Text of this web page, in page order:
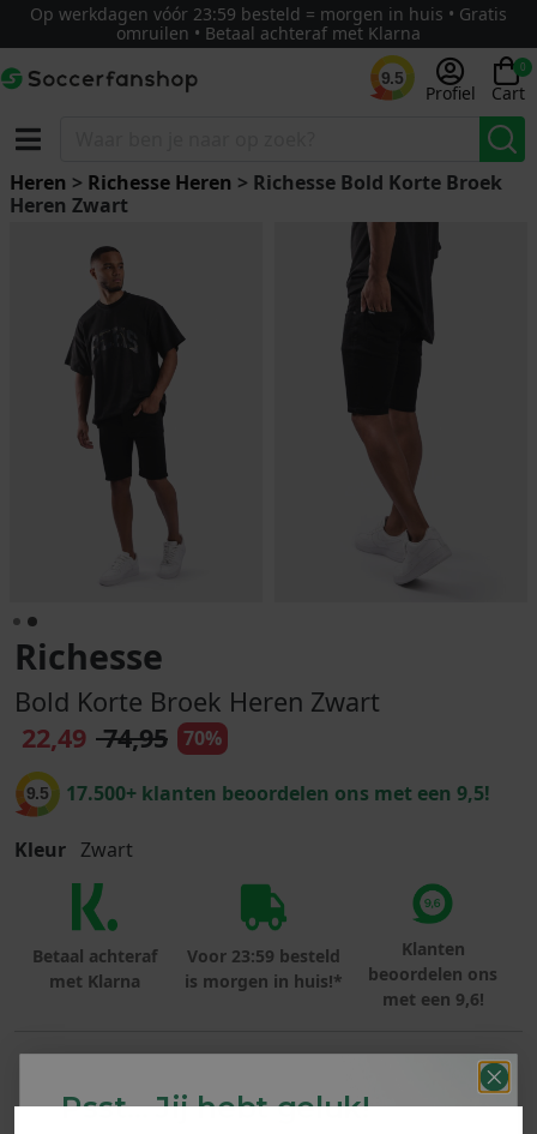
Op werkdagen vóór 23:59 besteld = morgen in huis • Gratis
omruilen • Betaal achteraf met Klarna
9.5
Profiel
0
Cart
Heren > Richesse Heren > Richesse Bold Korte Broek
Heren Zwart
Richesse
Bold Korte Broek Heren Zwart
22,49 74,95 70%
9.5 17.500+ klanten beoordelen ons met een 9,5!
Kleur Zwart
Betaal achteraf
met Klarna
Voor 23:59 besteld
is morgen in huis!*
Klanten
beoordelen ons
met een 9,6!
PRODUCTINFORMATIE
Psst... Jij hebt geluk!